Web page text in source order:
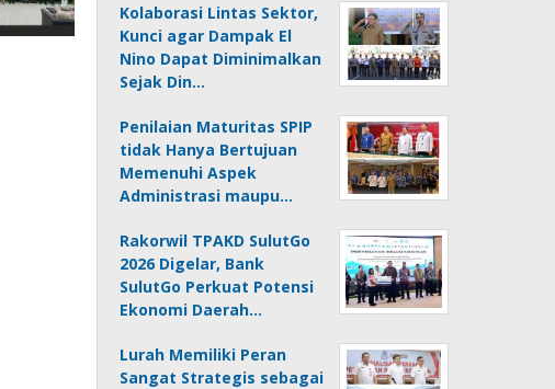
Kolaborasi Lintas Sektor,
Kunci agar Dampak El
Nino Dapat Diminimalkan
Sejak Din…
Penilaian Maturitas SPIP
tidak Hanya Bertujuan
Memenuhi Aspek
Administrasi maupu…
Rakorwil TPAKD SulutGo
2026 Digelar, Bank
SulutGo Perkuat Potensi
Ekonomi Daerah…
Lurah Memiliki Peran
Sangat Strategis sebagai